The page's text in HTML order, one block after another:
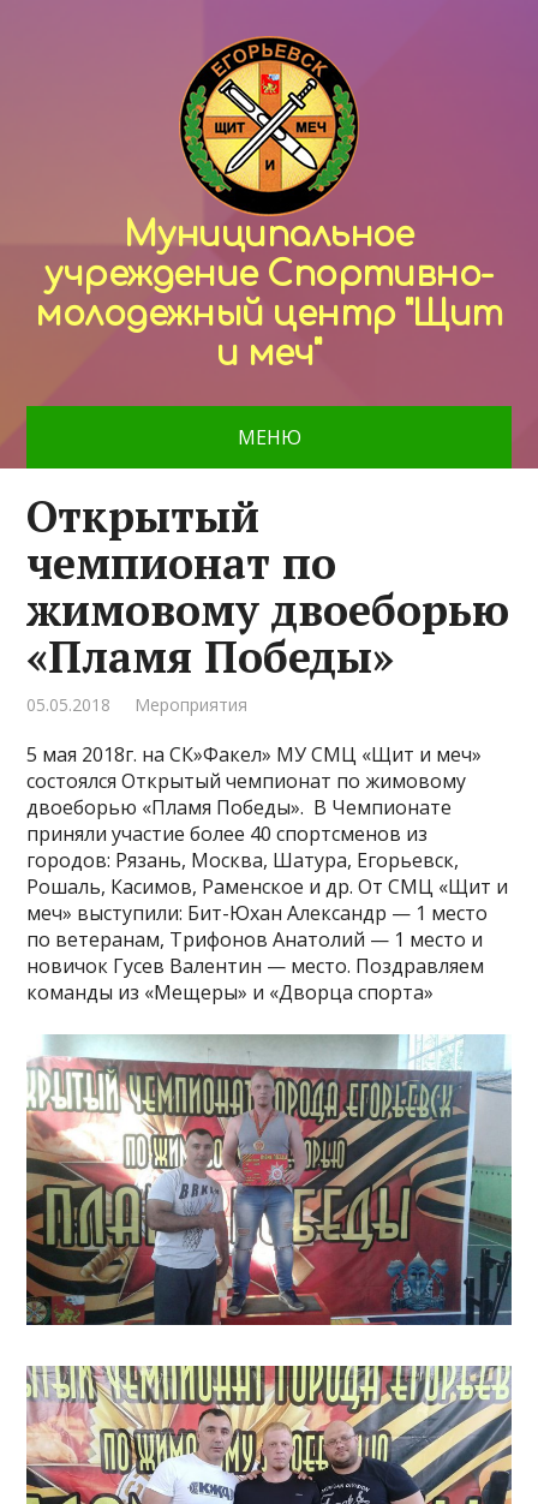
Муниципальное
учреждение Спортивно-
молодежный центр "Щит
и меч"
МЕНЮ
Открытый
чемпионат по
жимовому двоеборью
«Пламя Победы»
05.05.2018 Мероприятия
5 мая 2018г. на СК»Факел» МУ СМЦ «Щит и меч»
состоялся Открытый чемпионат по жимовому
двоеборью «Пламя Победы». В Чемпионате
приняли участие более 40 спортсменов из
городов: Рязань, Москва, Шатура, Егорьевск,
Рошаль, Касимов, Раменское и др. От СМЦ «Щит и
меч» выступили: Бит-Юхан Александр — 1 место
по ветеранам, Трифонов Анатолий — 1 место и
новичок Гусев Валентин — место. Поздравляем
команды из «Мещеры» и «Дворца спорта»